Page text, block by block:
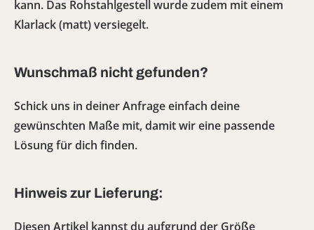
kann. Das Rohstahlgestell wurde zudem mit einem
Klarlack (matt) versiegelt.
Wunschmaß nicht gefunden?
Schick uns in deiner Anfrage einfach deine
gewünschten Maße mit, damit wir eine passende
Lösung für dich finden.
Hinweis zur Lieferung:
Diesen Artikel kannst du aufgrund der Größe